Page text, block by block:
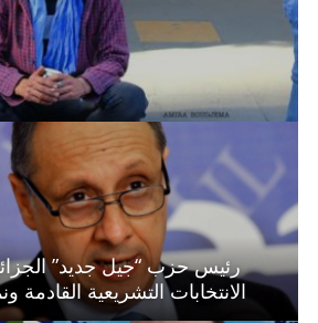
رئيس حزب “جيل جديد”
الانتخابات التشريعية القادمة